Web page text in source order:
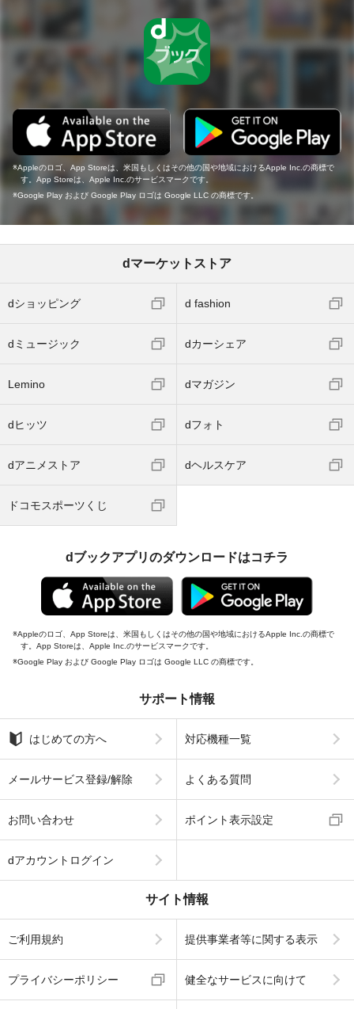
Appleのロゴ、App Storeは、米国もしくはその他の国や地域におけるApple Inc.の商標で
す。App Storeは、Apple Inc.のサービスマークです。
Google Play および Google Play ロゴは Google LLC の商標です。
dマーケットストア
dショッピング d fashion
dミュージック dカーシェア
Lemino dマガジン
dヒッツ dフォト
dアニメストア dヘルスケア
ドコモスポーツくじ
dブックアプリのダウンロードはコチラ
Appleのロゴ、App Storeは、米国もしくはその他の国や地域におけるApple Inc.の商標で
す。App Storeは、Apple Inc.のサービスマークです。
Google Play および Google Play ロゴは Google LLC の商標です。
サポート情報
はじめての方へ 対応機種一覧
メールサービス登録/解除 よくある質問
お問い合わせ ポイント表示設定
dアカウントログイン
サイト情報
ご利用規約 提供事業者等に関する表示
プライバシーポリシー 健全なサービスに向けて